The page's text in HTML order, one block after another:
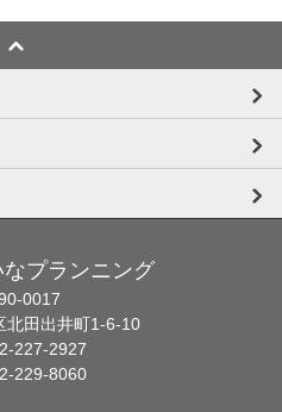
プランニング
0017
北田出井町1-6-10
227-2927
229-8060